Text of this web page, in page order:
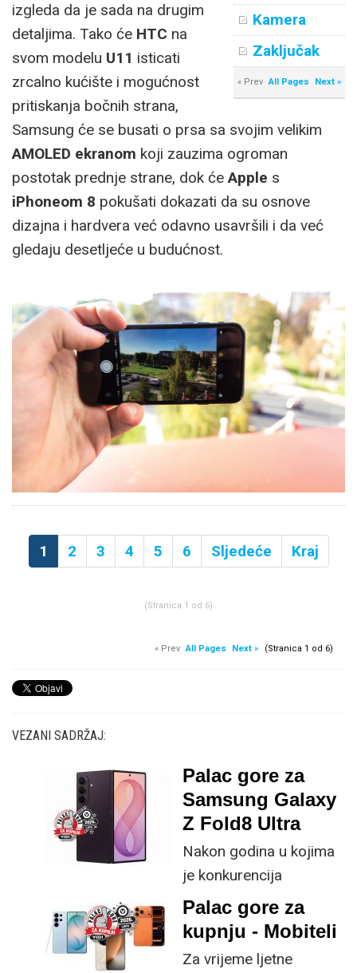
Kamera
Zaključak
« Prev All Pages Next »
izgleda da je sada na drugim
detaljima. Tako će HTC na
svom modelu U11 isticati
zrcalno kućište i mogućnost
pritiskanja bočnih strana,
Samsung će se busati o prsa sa svojim velikim
AMOLED ekranom koji zauzima ogroman
postotak prednje strane, dok ćeApple s
iPhoneom 8 pokušati dokazati da su osnove
dizajna i hardvera već odavno usavršili i da već
gledaju desetljeće u budućnost.
1 2 3 4 5 6 Sljedeće Kraj
(Stranica 1 od 6)
« Prev All Pages Next » (Stranica 1 od 6)
VEZANI SADRŽAJ:
Palac gore za
Samsung Galaxy
Z Fold8 Ultra
Nakon godina u kojima
je konkurencija
neprestano kucala na
vrata s tanjim profilima i
većim baterijama,
Palac gore za
kupnju - Mobiteli
Za vrijeme ljetne